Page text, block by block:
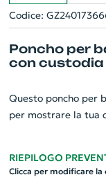
Codice:
Poncho per
con custodia
Questo poncho per
per mostrare la tua
custodia in
RIEPILOGO
Clicca per modificare la